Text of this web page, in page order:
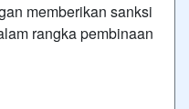
memberikan sanksi
rangka pembinaan